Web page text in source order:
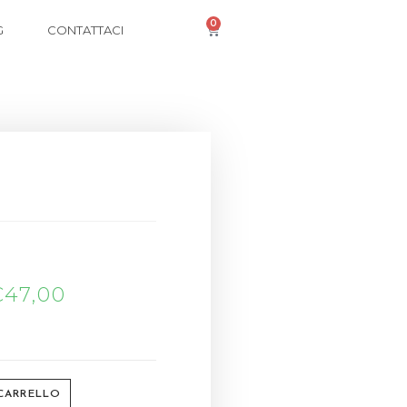
CONTATTACI 0
47,00